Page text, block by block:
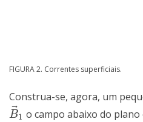
FIGURA 2. Correntes superficiais.
Construa-se, agora, um
B⃗1
B→ 1
o campo abaixo do